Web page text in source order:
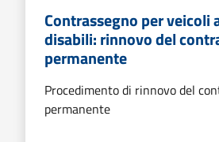
Contrassegno per veicoli
disabili: rinnovo del
permanente
Procedimento di rinnovo del
permanente